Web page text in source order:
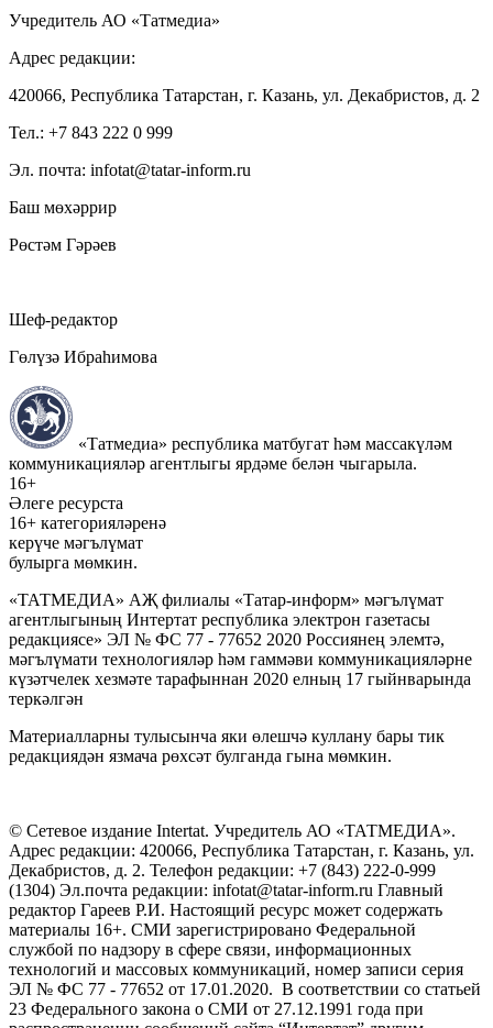
Учредитель АО «Татмедиа»
Адрес редакции:
420066, Республика Татарстан, г. Казань, ул. Декабристов, д. 2
Тел.: +7 843 222 0 999
Эл. почта: infotat@tatar-inform.ru
Баш мөхәррир
Рөстәм Гәрәев
Шеф-редактор
Гөлүзә Ибраһимова
«Татмедиа» республика матбугат һәм массакүләм
коммуникацияләр агентлыгы ярдәме белән чыгарыла.
16+
Әлеге ресурста
16+ категорияләренә
керүче мәгълүмат
булырга мөмкин.
«ТАТМЕДИА» АҖ филиалы «Татар-информ» мәгълүмат
агентлыгының Интертат республика электрон газетасы
редакциясе» ЭЛ № ФС 77 - 77652 2020 Россиянең элемтә,
мәгълүмати технологияләр һәм гаммәви коммуникацияләрне
күзәтчелек хезмәте тарафыннан 2020 елның 17 гыйнварында
теркәлгән
Материалларны тулысынча яки өлешчә куллану бары тик
редакциядән язмача рөхсәт булганда гына мөмкин.
© Сетевое издание Intertat. Учредитель АО «ТАТМЕДИА».
Адрес редакции: 420066, Республика Татарстан, г. Казань, ул.
Декабристов, д. 2. Телефон редакции: +7 (843) 222-0-999
(1304) Эл.почта редакции: infotat@tatar-inform.ru Главный
редактор Гареев Р.И. Настоящий ресурс может содержать
материалы 16+. СМИ зарегистрировано Федеральной
службой по надзору в сфере связи, информационных
технологий и массовых коммуникаций, номер записи серия
ЭЛ № ФС 77 - 77652 от 17.01.2020. В соответствии со статьей
23 Федерального закона о СМИ от 27.12.1991 года при